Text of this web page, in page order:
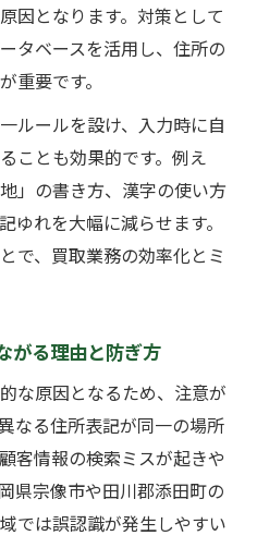
因となります。対策として
タベースを活用し、住所の
重要です。
ルールを設け、入力時に自
ことも効果的です。例え
」の書き方、漢字の使い方
ゆれを大幅に減らせます。
で、買取業務の効率化とミ
がる理由と防ぎ方
な原因となるため、注意が
なる住所表記が同一の場所
客情報の検索ミスが起きや
県宗像市や田川郡添田町の
では誤認識が発生しやすい